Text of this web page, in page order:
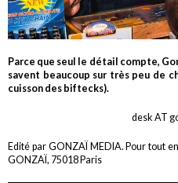
Parce que seul le détail compte,
savent beaucoup sur très peu de
cuisson des biftecks).
desk AT
Edité par GONZAÏ MEDIA. Pour tout
GONZAÏ, 75018 Paris